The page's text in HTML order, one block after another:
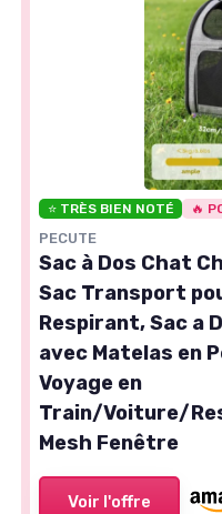
⭐ TRÈS BIEN NOTÉ 🔥
PECUTE
Sac à Dos Chat
Sac Transport
Respirant, Sac a
avec Matelas en
Voyage en
Train/Voiture/
Mesh Fenêtre
Voir l'offre